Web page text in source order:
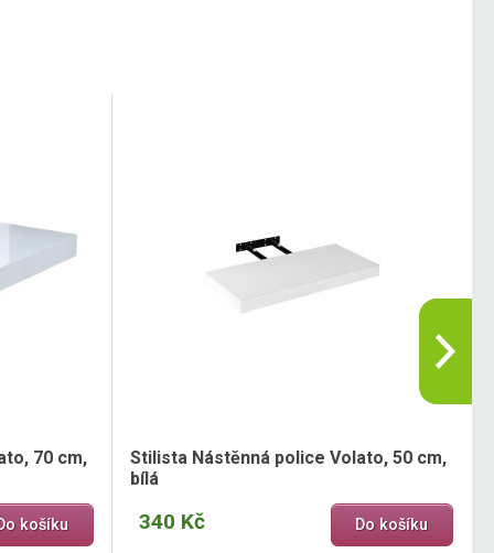
70 cm,
košíku
Stilista Nástěnná police Volato, 50 cm,
bílá
340 Kč Do košíku